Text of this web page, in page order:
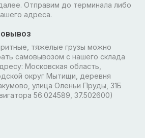
Отправим до терминала либо
адреса.
тяжелые грузы можно
самовывозом с нашего склада
Московская область,
округ Мытищи, деревня
улица Оленьи Пруды, 31Б
56.024589, 37.502600)